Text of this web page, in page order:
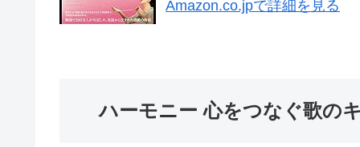
Amazon.co.jpで詳細を見る
ハーモニー 心をつなぐ歌の